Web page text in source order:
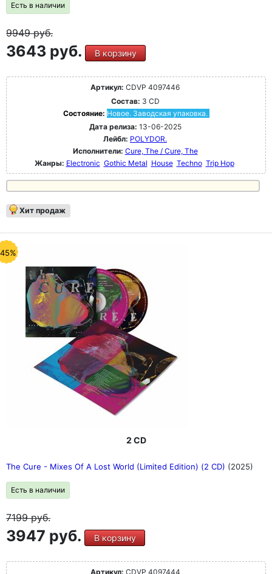
Есть в наличии
9949руб.
3643 руб. В корзину
Артикул: CDVP 4097446
Состав: 3 CD
Состояние: Новое. Заводская упаковка.
Дата релиза: 13-06-2025
Лейбл: POLYDOR.
Исполнители: Cure, The / Cure, The
Жанры: Electronic Gothic Metal House Techno Trip Hop
Хит продаж
2 CD
The Cure - Mixes Of A Lost World (Limited Edition) (2 CD) (2025)
Есть в наличии
7199руб.
3947 руб. В корзину
Артикул: CDVP 4097444